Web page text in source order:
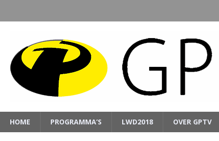
HOME PROGRAMMA’S LWD2018 OVER GPTV